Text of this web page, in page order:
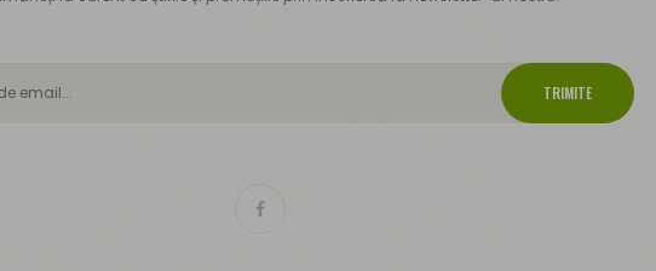
TRIMITE